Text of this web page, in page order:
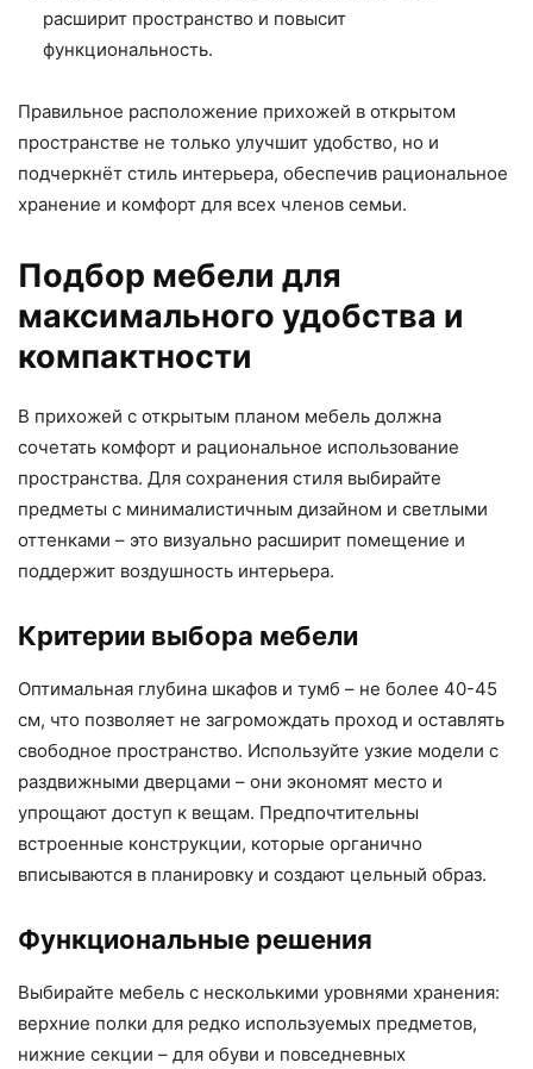
расширит пространство и повысит
функциональность.
Правильное расположение прихожей в открытом
пространстве не только улучшит удобство, но и
подчеркнёт стиль интерьера, обеспечив рациональное
хранение и комфорт для всех членов семьи.
Подбор мебели для
максимального удобства и
компактности
В прихожей с открытым планом мебель должна
сочетать комфорт и рациональное использование
пространства. Для сохранения стиля выбирайте
предметы с минималистичным дизайном и светлыми
оттенками – это визуально расширит помещение и
поддержит воздушность интерьера.
Критерии выбора мебели
Оптимальная глубина шкафов и тумб – не более 40-45
см, что позволяет не загромождать проход и оставлять
свободное пространство. Используйте узкие модели с
раздвижными дверцами – они экономят место и
упрощают доступ к вещам. Предпочтительны
встроенные конструкции, которые органично
вписываются в планировку и создают цельный образ.
Функциональные решения
Выбирайте мебель с несколькими уровнями хранения:
верхние полки для редко используемых предметов,
нижние секции – для обуви и повседневных